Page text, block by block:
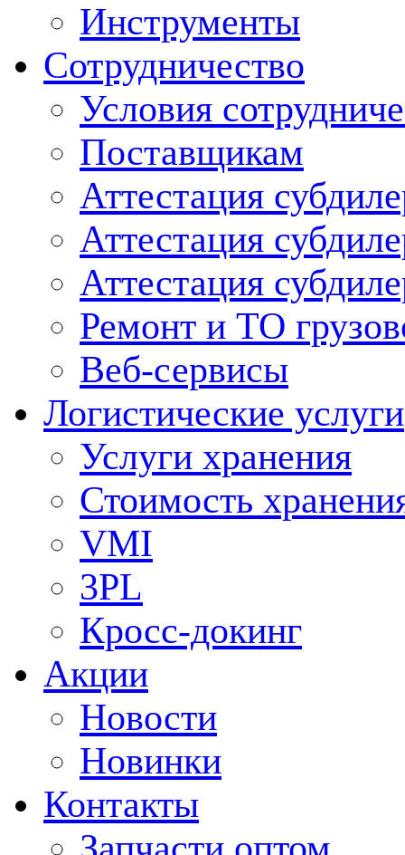
Инструменты
Сотрудничество
Условия
Поставщикам
Аттестация
Аттестация
Аттестация
Ремонт и ТО
Веб-сервисы
Логистические услуги
Услуги хранения
Стоимость
VMI
3PL
Кросс-докинг
Акции
Новости
Новинки
Контакты